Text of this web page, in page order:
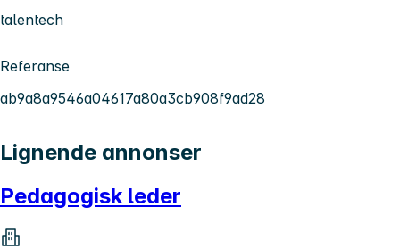
talentech
Referanse
ab9a8a9546a04617a80a3cb908f9ad28
Lignende annonser
Pedagogisk leder